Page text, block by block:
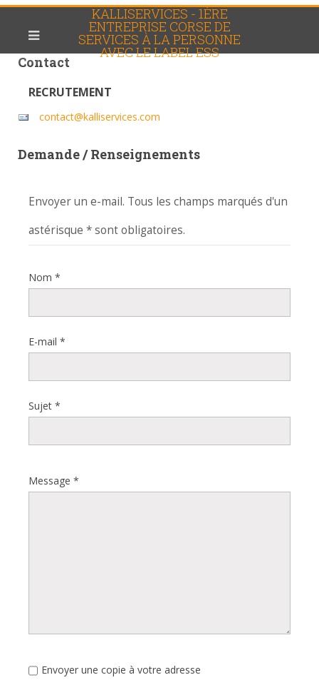
KALLISERVICES - 1ÈRE
ENTREPRISE CORSE DE
SERVICES À LA PERSONNE
AVEC LE LABEL ESS
Contact
RECRUTEMENT
contact@kalliservices.com
Demande / Renseignements
Envoyer un e-mail. Tous les champs marqués d'un
astérisque * sont obligatoires.
Nom *
E-mail *
Sujet *
Message *
Envoyer une copie à votre adresse